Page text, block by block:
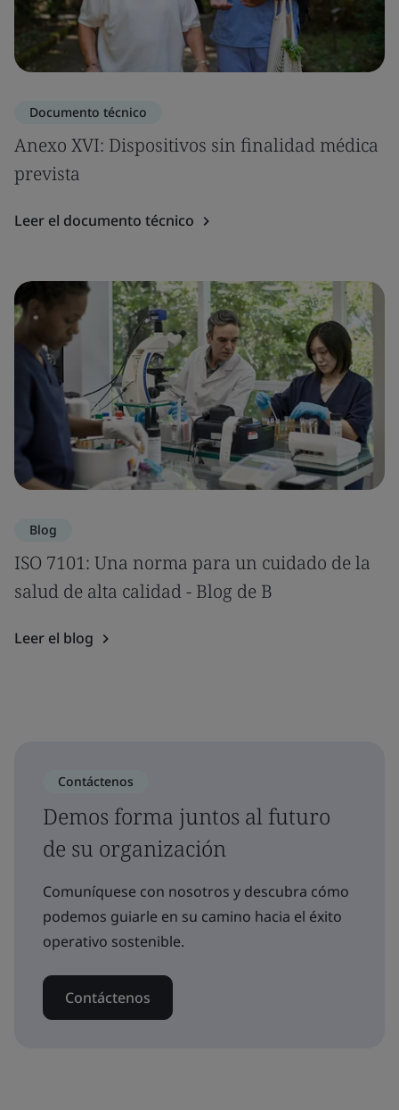
Documento técnico
Anexo XVI: Dispositivos sin finalidad médica
prevista
Leer el documento técnico
Blog
ISO 7101: Una norma para un cuidado de la
salud de alta calidad - Blog de B
Leer el blog
Contáctenos
Demos forma juntos al futuro
de su organización
Comuníquese con nosotros y descubra cómo
podemos guiarle en su camino hacia el éxito
operativo sostenible.
Contáctenos